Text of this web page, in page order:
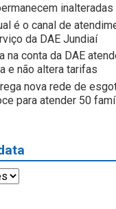
inalteradas
é o canal de
da DAE Jundiaí
na conta da DAE
e não altera tarifas
nova rede de
para atender 50